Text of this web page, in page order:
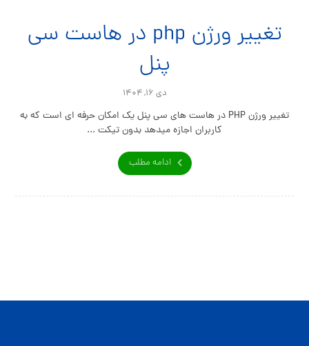
تغییر ورژن php در هاست سی
پنل
دی ۱۶, ۱۴۰۴
تغییر ورژن PHP در هاست های سی پنل یک امکان حرفه ای است که به
کاربران اجازه میدهد بدون تیکت ...
ادامه مطلب